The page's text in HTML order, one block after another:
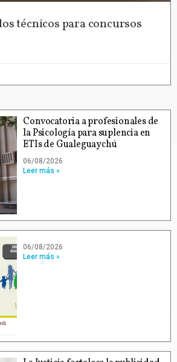
técnicos para concursos
Convocatoria a profesionales de
la Psicología para suplencia en
ETIs de Gualeguaychú
06/08/2026
Leer más »
06/08/2026
Leer más »